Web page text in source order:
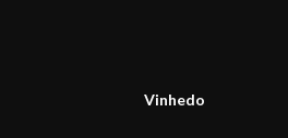
Vinhedo